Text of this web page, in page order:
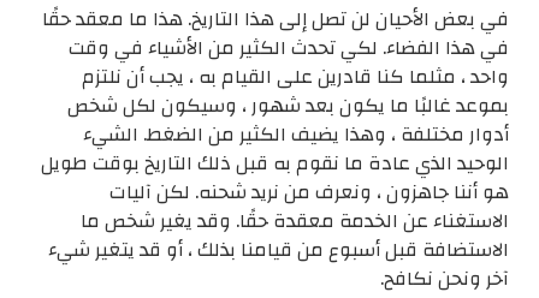
في بعض الأحيان لن تصل إلى هذا التاريخ. هذا ما معقد حقًا
في هذا الفضاء. لكي تحدث الكثير من الأشياء في وقت
واحد ، مثلما كنا قادرين على القيام به ، يجب أن نلتزم
بموعد غالبًا ما يكون بعد شهور ، وسيكون لكل شخص
أدوار مختلفة ، وهذا يضيف الكثير من الضغط. الشيء
الوحيد الذي عادة ما نقوم به قبل ذلك التاريخ بوقت طويل
هو أننا جاهزون ، ونعرف من نريد شحنه. لكن آليات
الاستغناء عن الخدمة معقدة حقًا. وقد يغير شخص ما
الاستضافة قبل أسبوع من قيامنا بذلك ، أو قد يتغير شيء
آخر ونحن نكافح.